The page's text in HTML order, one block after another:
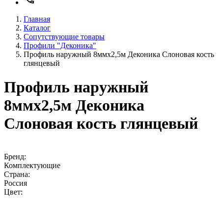
Главная
Каталог
Сопутствующие товары
Профили "Деконика"
Профиль наружный 8ммх2,5м Деконика Слоновая кость
глянцевый
Профиль наружный
8ммх2,5м Деконика
Слоновая кость глянцевый
Бренд:
Комплектующие
Страна:
Россия
Цвет: